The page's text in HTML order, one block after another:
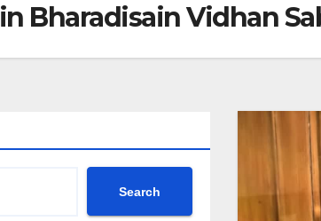
Bharadisain Vidhan
Search